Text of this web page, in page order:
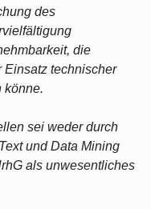
des
die
Einsatz technischer
könne.
sei weder durch
und Data Mining
als unwesentliches